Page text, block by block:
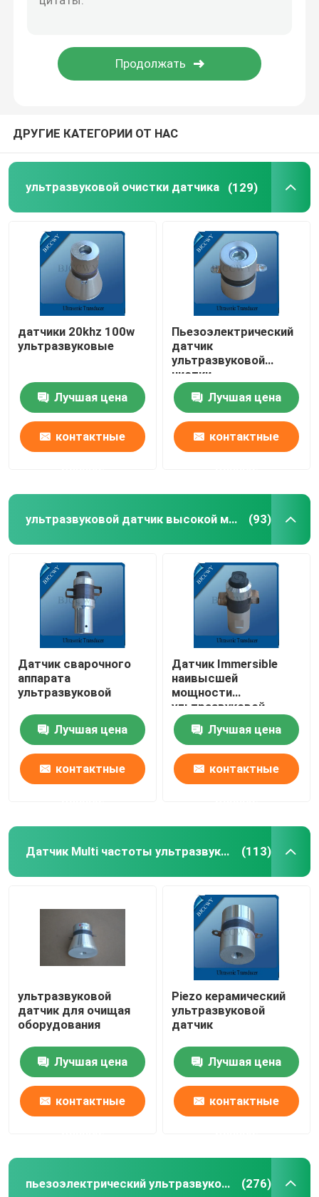
пьезоэлектрические керамические диски
Ультразвуковой датчик красотки
Ультразвуковой импеданс
ультразвуковой распыляя датчик
Ультразвуковой трубчатый датчик
ДРУГИЕ КАТЕГОРИИ ОТ НАС
ультразвуковой очистки датчика (129)
датчики 20khz 100w
ультразвуковые
Лучшая цена
контактные
Пьезоэлектрический
датчик
ультразвуковой
чистки
Лучшая цена
контактные
ультразвуковой датчик высокой мощности (93)
Датчик сварочного
аппарата
ультразвуковой
Лучшая цена
контактные
Датчик Immersible
наивысшей
мощности
ультразвуковой
Лучшая цена
контактные
Датчик Multi частоты ультразвуковой (113)
ультразвуковой
датчик для очищая
оборудования
Лучшая цена
контактные
Piezo керамический
ультразвуковой
датчик
Лучшая цена
контактные
пьезоэлектрический ультразвуковой датчик (276)